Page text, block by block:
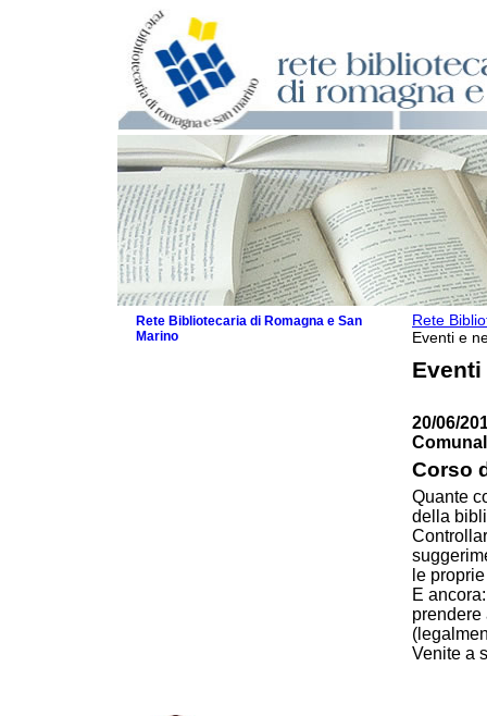
Rete
Eventi e
Eventi
20/06/
Corso
Quante
della
le
E
prendere
Venite a
Rete Bibliotecaria di Romagna e San
Marino